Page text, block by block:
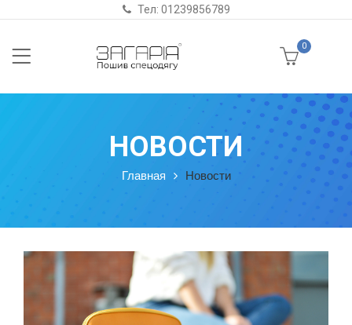
Тел: 01239856789
0
НОВОСТИ
Главная Новости